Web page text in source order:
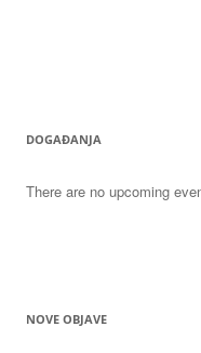
DOGAĐANJA
There are no upcoming
NOVE OBJAVE